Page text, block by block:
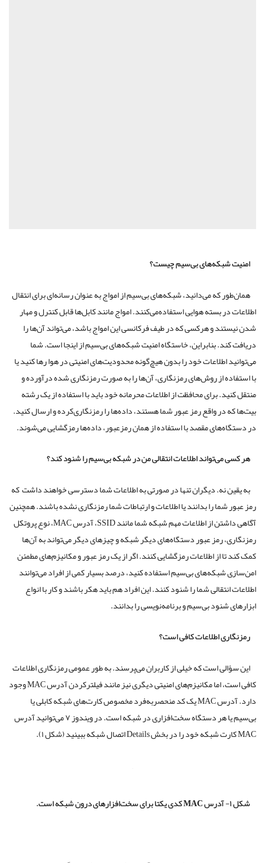
امنیت شبکه‌های بی‌سیم چیست؟
همان‌طور که می‌دانید، شبکه‌های بی‌سیم از امواج به عنوان رسانه‌ای برای انتقال
اطلاعات در بسته هوایی استفاده‌می‌کنند. امواج مانند کابل‌ها قابل کنترل و مهار
شدن نیستند و هرکسی که در طیف فرکانسی این امواج باشد، می‌تواند آن‌ها را
دریافت کند. بنابراین، خاستگاه امنیت شبکه‌های بی‌سیم از اینجا است. شما
می‌توانید اطلاعات خود را بدون هیچ‌گونه محدودیت‌های امنیتی در هوا رها کنید یا
با استفاده از روش‌های رمزنگاری، آن‌ها را به صورت رمزنگاری شده درآورده و
منتقل کنید. برای محافظت از اطلاعات محرمانه خود باید با استفاده از یک رشته
بیت‌ها که در واقع رمز عبور شما هستند، داده‌ها را رمزنگاری‌کرده و ارسال کنید.
در دستگاه‌های مقصد با استفاده از همان رمزعبور، داده‌ها رمزگشایی می‌شوند.
هر کسی می‌تواند اطلاعات انتقالی من در شبکه بی‌سیم را شنود کند؟
به یقین نه. دیگران تنها در صورتی به اطلاعات شما دسترسی خواهند داشت که
رمز عبور شما را بدانند یا اطلاعات و ارتباطات شما رمزنگاری نشده باشند. همچنین
آگاهی داشتن از اطلاعات مهم شبکه شما مانند SSID، آدرس MAC، نوع پروتکل
رمزنگاری، رمز عبور دستگاه‌های دیگر شبکه و چیزهای دیگر می‌تواند به آن‌ها
کمک کند تا از اطلاعات رمزگشایی کنند. اگر از یک رمز عبور و مکانیزم‌های مطمئن
امن‌سازی شبکه‌های بی‌سیم استفاده کنید، درصد بسیار کمی از افراد می‌توانند
اطلاعات انتقالی شما را شنود کنند. این افراد هم باید هکر باشند و کار با انواع
ابزارهای شنود بی‌سیم و برنامه‌نویسی را بدانند.
رمزنگاری اطلاعات کافی است؟
این سؤالی است که خیلی از کاربران می‌پرسند. به طور عمومی رمزنگاری اطلاعات
کافی است، اما مکانیزم‌های امنیتی دیگری نیز مانند فیلتر‌کردن آدرس MAC وجود
دارد. آدرس MAC یک کد منحصربه‌فرد مخصوص کارت‌های شبکه کابلی یا
بی‌سیم یا هر دستگاه سخت‌افزاری در شبکه است. در ویندوز ۷ می‌توانید آدرس
MAC کارت شبکه خود را در بخش Details اتصال شبکه ببینید (شکل ۱).
شکل ۱- آدرس MAC کدی یکتا برای سخت‌افزارهای درون شبکه است.